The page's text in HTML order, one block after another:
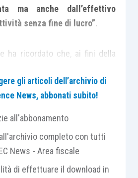
ma anche dall’effettivo
senza fine di lucro”.
ha ricordato che, ai fini della
prevalente di attività rese in
statutari non rientranti nella
sia pure condivisibile in una
(tenendo conto della
gli articoli dell’archivio di
News, abbonati subito!
all'abbonamento
completo con tutti
News - Area fiscale
di effettuare il download in